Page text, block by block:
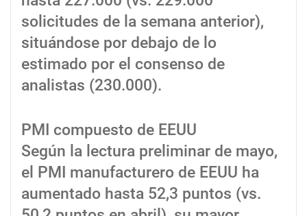
solicitudes de la semana anterior),
situándose por debajo de lo
estimado por el consenso de
analistas (230.000).
PMI compuesto de EEUU
Según la lectura preliminar de mayo,
el PMI manufacturero de EEUU ha
aumentado hasta 52,3 puntos (vs.